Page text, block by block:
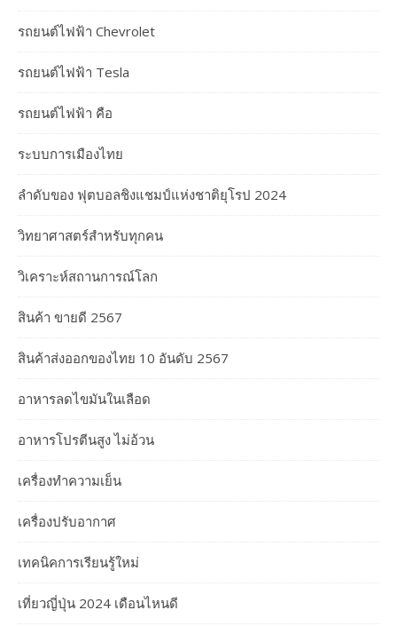
รถยนต์ไฟฟ้า Chevrolet
รถยนต์ไฟฟ้า Tesla
รถยนต์ไฟฟ้า คือ
ระบบการเมืองไทย
ลำดับของ ฟุตบอลชิงแชมป์แห่งชาติยุโรป 2024
วิทยาศาสตร์สำหรับทุกคน
วิเคราะห์สถานการณ์โลก
สินค้า ขายดี 2567
สินค้าส่งออกของไทย 10 อันดับ 2567
อาหารลดไขมันในเลือด
อาหารโปรตีนสูง ไม่อ้วน
เครื่องทำความเย็น
เครื่องปรับอากาศ
เทคนิคการเรียนรู้ใหม่
เที่ยวญี่ปุ่น 2024 เดือนไหนดี